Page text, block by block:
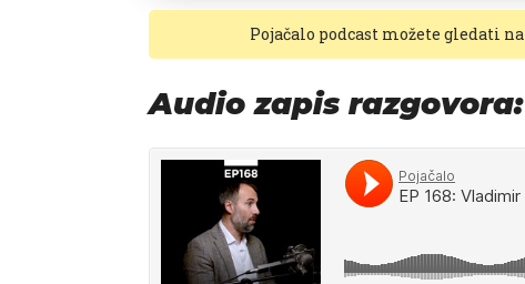
Pojačalo podcast možete gledati na
Audio zapis razgovora: